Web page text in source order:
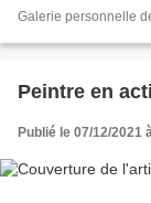
Galerie personnelle
Peintre en
Publié le 07/12/2021